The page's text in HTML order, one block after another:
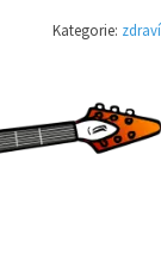
Kategorie: zdraví